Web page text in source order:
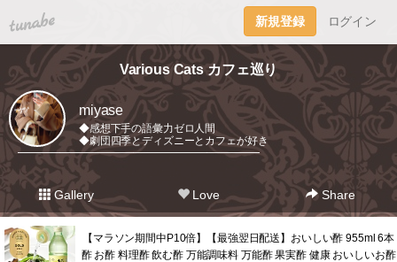
tuna.be 新規登録 ログイン
Various Cats カフェ巡り
miyase
◆感想下手の語彙力ゼロ人間
◆劇団四季とディズニーとカフェが好き
━━━━━━━━━━━━━━━━━━━━━━━
Gallery Love Share
【マラソン期間中P10倍】【最強翌日配送】おいしい酢 955ml 6本
酢 お酢 料理酢 飲む酢 万能調味料 万能酢 果実酢 健康 おいしいお酢